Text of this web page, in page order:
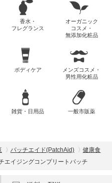
香水・
フレグランス
オーガニック
コスメ・
無添加化粧品
ボディケア
メンズコスメ・
男性用化粧品
雑貨・日用品 一般市販薬
パッチエイド(PatchAid)
健康食
エイジングコンプリートパッチ